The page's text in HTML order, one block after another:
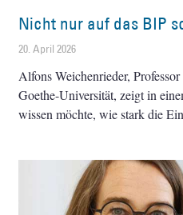
Nicht nur auf das BIP
20. April 2026
Alfons Weichenrieder,
Goethe-Universität, zeigt in
wissen möchte, wie stark die